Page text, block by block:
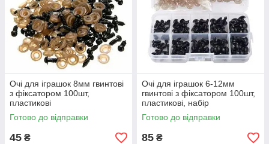
Очі для іграшок 8мм гвинтові
з фіксатором 100шт,
пластикові
Готово до відправки
45 ₴
Очі для іграшок 6-12мм
гвинтові з фіксатором 100шт,
пластикові, набір
Готово до відправки
85 ₴